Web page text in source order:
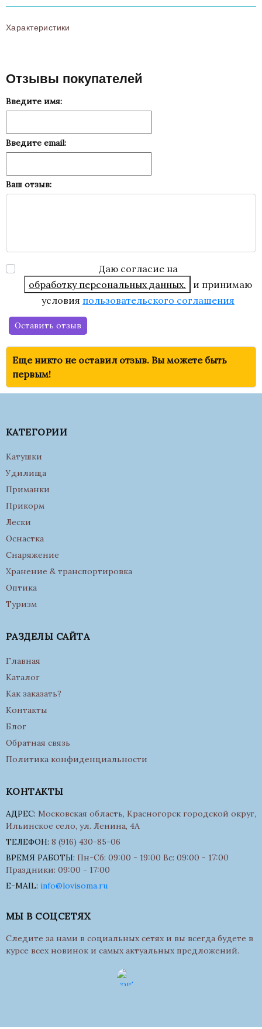
Характеристики
Отзывы покупателей
Введите имя:
Введите email:
Ваш отзыв:
Даю согласие на
обработку персональных данных.
и принимаю
условия пользовательского соглашения
Оставить отзыв
Еще никто не оставил отзыв. Вы можете быть
первым!
КАТЕГОРИИ
Катушки
Удилища
Приманки
Прикорм
Лески
Оснастка
Снаряжение
Хранение & транспортировка
Оптика
Туризм
РАЗДЕЛЫ САЙТА
Главная
Каталог
Как заказать?
Контакты
Блог
Обратная связь
Политика конфиденциальности
КОНТАКТЫ
АДРЕС: Московская область, Красногорск городской округ,
Ильинское село, ул. Ленина, 4А
ТЕЛЕФОН: 8 (916) 430-85-06
ВРЕМЯ РАБОТЫ: Пн-Сб: 09:00 - 19:00 Вс: 09:00 - 17:00
Праздники: 09:00 - 17:00
E-MAIL: info@lovisoma.ru
МЫ В СОЦСЕТЯХ
Следите за нами в социальных сетях и вы всегда будете в
курсе всех новинок и самых актуальных предложений.